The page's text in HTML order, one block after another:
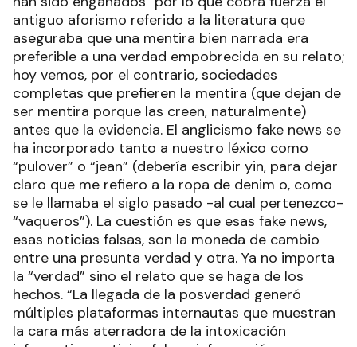
antiguo aforismo referido a la literatura que
aseguraba que una mentira bien narrada era
preferible a una verdad empobrecida en su relato;
hoy vemos, por el contrario, sociedades
completas que prefieren la mentira (que dejan de
ser mentira porque las creen, naturalmente)
antes que la evidencia. El anglicismo fake news se
ha incorporado tanto a nuestro léxico como
“pulover” o “jean” (debería escribir yin, para dejar
claro que me refiero a la ropa de denim o, como
se le llamaba el siglo pasado -al cual pertenezco-
“vaqueros”). La cuestión es que esas fake news,
esas noticias falsas, son la moneda de cambio
entre una presunta verdad y otra. Ya no importa
la “verdad” sino el relato que se haga de los
hechos. “La llegada de la posverdad generó
múltiples plataformas internautas que muestran
la cara más aterradora de la intoxicación